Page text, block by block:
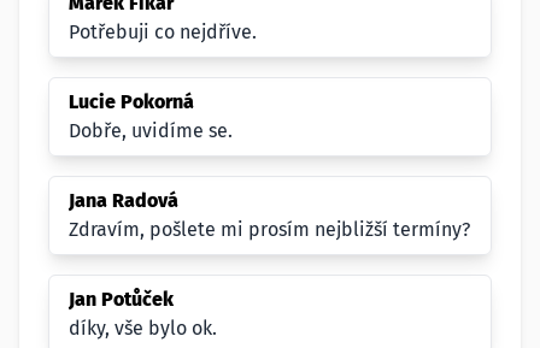
Potřebuji co nejdříve.
Lucie Pokorná
Dobře, uvidíme se.
Jana Radová
Zdravím, pošlete mi prosím nejbližší termíny?
Jan Potůček
díky, vše bylo ok.